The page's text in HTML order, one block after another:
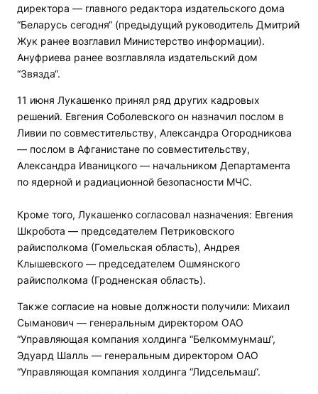
директора — главного редактора издательского дома
“Беларусь сегодня“ (предыдущий руководитель Дмитрий
Жук ранее возглавил Министерство информации).
Ануфриева ранее возглавляла издательский дом
“Звязда“.
11 июня Лукашенко принял ряд других кадровых
решений. Евгения Соболевского он назначил послом в
Ливии по совместительству, Александра Огородникова
— послом в Афганистане по совместительству,
Александра Иваницкого — начальником Департамента
по ядерной и радиационной безопасности МЧС.
Кроме того, Лукашенко согласовал назначения: Евгения
Шкробота — председателем Петриковского
райисполкома (Гомельская область), Андрея
Клышевского — председателем Ошмянского
райисполкома (Гродненская область).
Также согласие на новые должности получили: Михаил
Сыманович — генеральным директором ОАО
“Управляющая компания холдинга “Белкоммунмаш“,
Эдуард Шалль — генеральным директором ОАО
“Управляющая компания холдинга “Лидсельмаш“.